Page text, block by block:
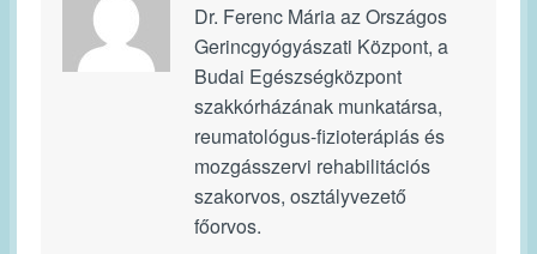
Dr. Ferenc Mária az Országos
Gerincgyógyászati Központ, a
Budai Egészségközpont
szakkórházának munkatársa,
reumatológus-fizioterápiás és
mozgásszervi rehabilitációs
szakorvos, osztályvezető
főorvos.